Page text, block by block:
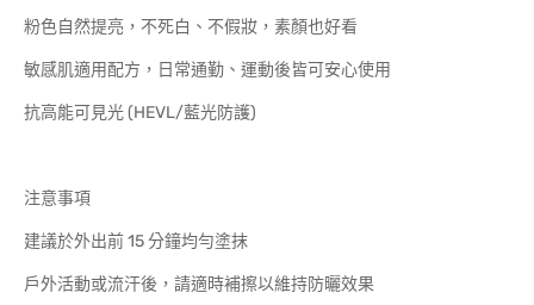
粉色自然提亮，不死白、不假妝，素顏也好看
敏感肌適用配方，日常通勤、運動後皆可安心使用
抗高能可見光 (HEVL/藍光防護)
注意事項
建議於外出前 15 分鐘均勻塗抹
戶外活動或流汗後，請適時補擦以維持防曬效果